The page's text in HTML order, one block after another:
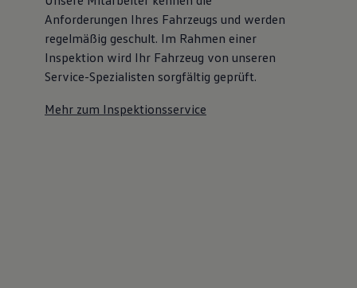
Anforderungen Ihres Fahrzeugs und werden
regelmäßig geschult. Im Rahmen einer
Inspektion wird Ihr Fahrzeug von unseren
Service-Spezialisten sorgfältig geprüft.
Mehr zum Inspektionsservice